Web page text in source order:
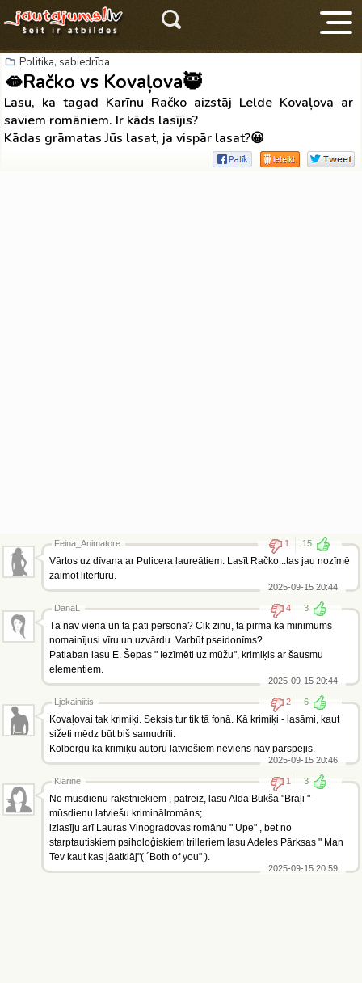
Politika, sabiedrība
🫦Račko vs Kovaļova🥷
Lasu, ka tagad Karīnu Račko aizstāj Lelde Kovaļova ar
saviem romāniem. Ir kāds lasījis?
Kādas grāmatas Jūs lasat, ja vispār lasat?😀
Feina_Animatore 1 15
Vārtos uz dīvana ar Pulicera laureātiem. Lasīt Račko...tas jau nozīmē
zaimot litertūru.
2025-09-15 20:44
DanaL 4 3
Tā nav viena un tā pati persona? Cik zinu, tā pirmā kā minimums
nomainījusi vīru un uzvārdu. Varbūt pseidonīms?
Patlaban lasu E. Šepas " Iezīmēti uz mūžu", krimiķis ar šausmu
elementiem.
2025-09-15 20:44
Ljekainiitis 2 6
Kovaļovai tak krimiķi. Seksis tur tik tā fonā. Kā krimiķi - lasāmi, kaut
sižeti mēdz būt biš samudrīti.
Kolbergu kā krimiķu autoru latviešiem neviens nav pārspējis.
2025-09-15 20:46
Klarine 1 3
No mūsdienu rakstniekiem , patreiz, lasu Alda Bukša "Brāļi " -
mūsdienu latviešu kriminālromāns;
izlasīju arī Lauras Vinogradovas romānu " Upe" , bet no
starptautiskiem psiholoģiskiem trilleriem lasu Adeles Pārksas " Man
Tev kaut kas jāatklāj"( ´Both of you" ).
2025-09-15 20:59